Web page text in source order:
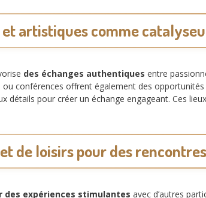
artistiques comme
des échanges authentiques entre
conférences offrent également des
pour créer un échange engageant. Ces
de loisirs pour des
des expériences stimulantes avec d’autres